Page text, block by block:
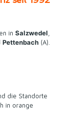
inSalzwedel
Pettenbach (A).